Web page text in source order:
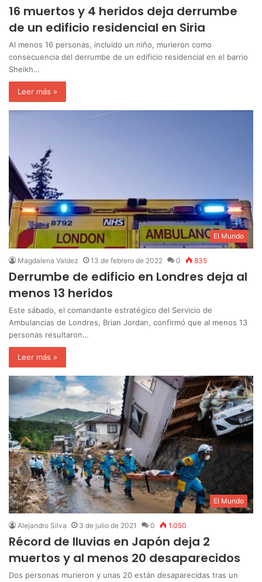
16 muertos y 4 heridos deja derrumbe
de un edificio residencial en Siria
Al menos 16 personas, incluido un niño, murieron como
consecuencia del derrumbe de un edificio residencial en el barrio
Sheikh…
Leer más »
El Mundo
Magdalena Valdez 13 de febrero de 2022 0 835
Derrumbe de edificio en Londres deja al
menos 13 heridos
Este sábado, el comandante estratégico del Servicio de
Ambulancias de Londres, Brian Jordan, confirmó que al menos 13
personas resultaron…
Leer más »
El Mundo
Alejandro Silva 3 de julio de 2021 0 1.050
Récord de lluvias en Japón deja 2
muertos y al menos 20 desaparecidos
Dos personas murieron y unas 20 están desaparecidas tras un